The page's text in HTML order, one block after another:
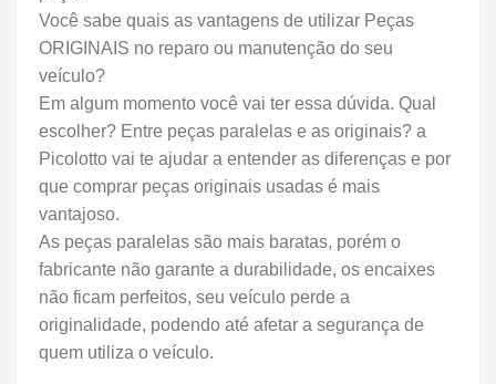
Você sabe quais as vantagens de utilizar Peças
ORIGINAIS no reparo ou manutenção do seu
veículo?
Em algum momento você vai ter essa dúvida. Qual
escolher? Entre peças paralelas e as originais? a
Picolotto vai te ajudar a entender as diferenças e por
que comprar peças originais usadas é mais
vantajoso.
As peças paralelas são mais baratas, porém o
fabricante não garante a durabilidade, os encaixes
não ficam perfeitos, seu veículo perde a
originalidade, podendo até afetar a segurança de
quem utiliza o veículo.